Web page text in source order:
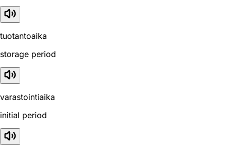
tuotantoaika
storage period
varastointiaika
initial period